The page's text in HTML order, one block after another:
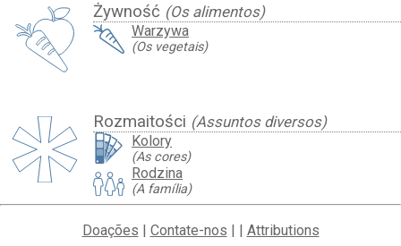
Żywność (Os alimentos)
Warzywa
(Os vegetais)
Rozmaitości (Assuntos diversos)
Kolory
(As cores)
Rodzina
(A família)
Doações | Contate-nos | | Attributions